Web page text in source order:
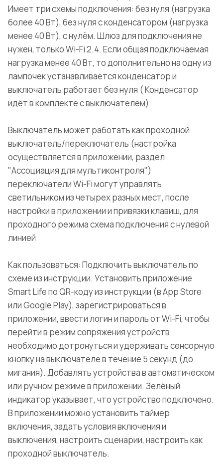
Имеет три схемы подключения: без нуля (нагрузка
более 40 Вт), без нуля с конденсатором (нагрузка
менее 40 Вт), с нулём. Шлюз для подключения не
нужен, только Wi-Fi 2.4. Если общая подключаемая
нагрузка менее 40 Вт, то дополнительно на одну из
лампочек устанавливается конденсатор и
выключатель работает без нуля ( Конденсатор
идёт в комплекте с выключателем)
Выключатель может работать как проходной
выключатель/переключатель (настройка
осуществляется в приложении, раздел
"Ассоциация для мультиконтроля")
переключатели Wi-Fi могут управлять
светильником из четырех разных мест, после
настройки в приложении и привязки клавиш, для
проходного режима схема подключения с нулевой
линией
Как пользоваться: Подключить выключатель по
схеме из инструкции. Установить приложение
Smart Life по QR-коду из инструкции (в App Store
или Google Play), зарегистрироваться в
приложении, ввести логин и пароль от Wi-Fi, чтобы
перейти в режим сопряжения устройств
необходимо дотронуться и удерживать сенсорную
кнопку на выключателе в течение 5 секунд (до
мигания). Добавлять устройства в автоматическом
или ручном режиме в приложении. Зелёный
индикатор указывает, что устройство подключено.
В приложении можно установить таймер
включения, задать условия включения и
выключения, настроить сценарии, настроить как
проходной выключатель.